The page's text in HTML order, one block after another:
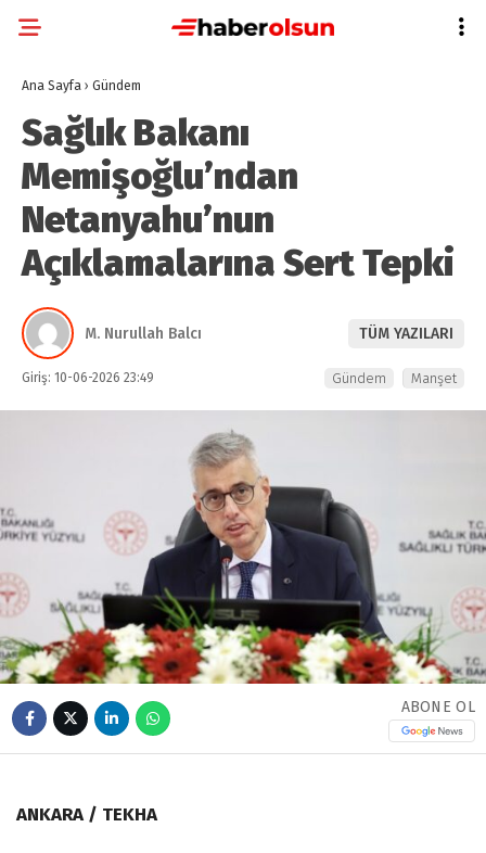
Ana Sayfa › Gündem
Sağlık Bakanı
Memişoğlu’ndan
Netanyahu’nun
Açıklamalarına Sert Tepki
M. Nurullah Balcı TÜM YAZILARI
Giriş: 10-06-2026 23:49 Gündem Manşet
ABONE OL
ANKARA / TEKHA